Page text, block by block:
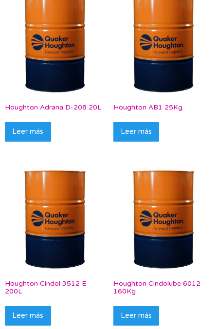
Houghton Adrana D-208 20L
Leer más
Houghton AB1 25Kg
Leer más
Houghton Cindol 3512 E
200L
Leer más
Houghton Cindolube 6012
160Kg
Leer más